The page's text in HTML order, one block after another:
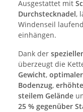
Ausgestattet mit
Durchstecknadel,
Windenseil
einhängen.
Dank der
überzeugt die
Gewicht,
Bodenzug,
steilem Gelände
25 % gegenüber